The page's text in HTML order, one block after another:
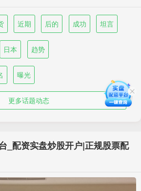
近期 后的 成功 坦言
日本 趋势
曝光
更多话题动态
_配资实盘炒股开户|正规股票配